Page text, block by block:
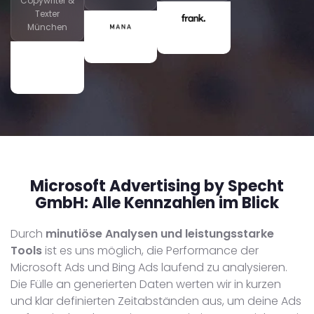
Texter
München
Microsoft Advertising by Specht
GmbH:Alle Kennzahlen im Blick
Durch minutiöseAnalysen und leistungsstarke
Tools ist es uns möglich, die Performance der
Microsoft Ads und Bing Ads laufend zu analysieren.
Die Fülle an generierten Daten werten wir in kurzen
und klar definierten Zeitabständen aus, um deine Ads